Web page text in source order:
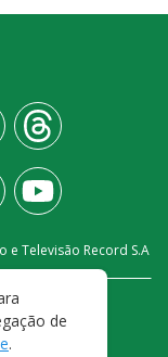
e Televisão Record S.A
de
.